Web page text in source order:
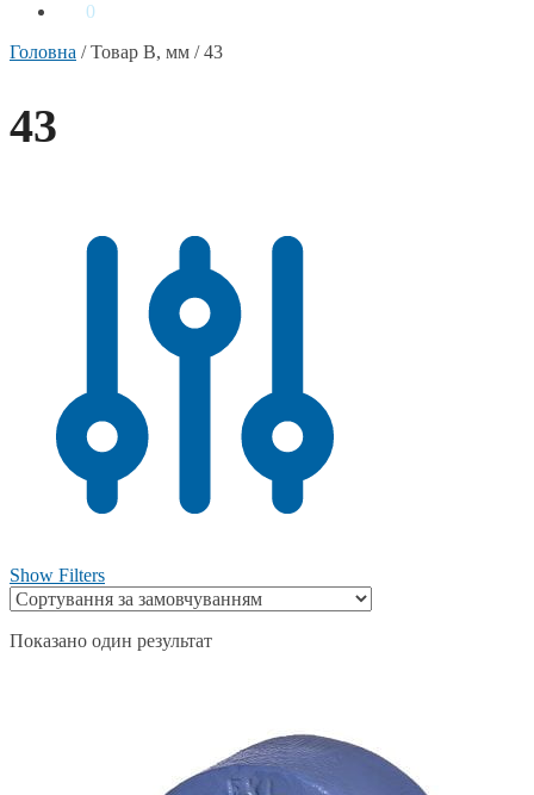
0
Головна /Товар B, мм /43
43
Show Filters
Показано один результат